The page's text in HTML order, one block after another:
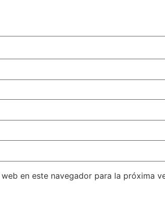
en este navegador para la próxima